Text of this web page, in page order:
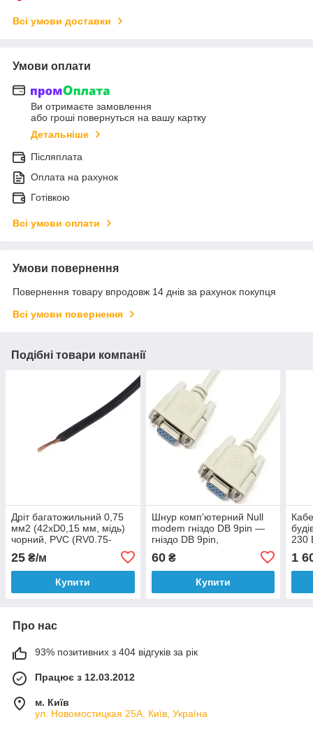
Всі умови доставки
Умови оплати
Ви отримаєте замовлення
або гроші повернуться на вашу картку
Детальніше
Післяплата
Оплата на рахунок
Готівкою
Всі умови оплати
Умови повернення
Повернення товару впродовж 14 днів за рахунок покупця
Всі умови повернення
Подібні товари компанії
Дріт багатожильний 0,75
мм2 (42xD0,15 мм, мідь)
чорний, PVC (RV0.75-
25 ₴/м
Купити
Шнур комп'ютерний Null
modem гніздо DB 9pin —
гніздо DB 9pin,
60₴
Купити
230
1
Про нас
93% позитивних з 404 відгуків за рік
Працює з 12.03.2012
м. Київ
ул. Новомостицкая 25А, Київ, Україна